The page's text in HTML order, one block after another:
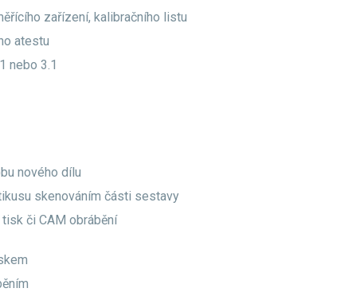
zařízení, kalibračního listu
atestu
nebo 3.1
nového dílu
skenováním části sestavy
či CAM obrábění